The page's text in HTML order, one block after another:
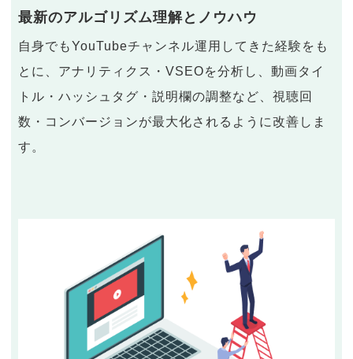
最新のアルゴリズム理解とノウハウ
自身でもYouTubeチャンネル運用してきた経験をも
とに、アナリティクス・VSEOを分析し、動画タイ
トル・ハッシュタグ・説明欄の調整など、視聴回
数・コンバージョンが最大化されるように改善しま
す。